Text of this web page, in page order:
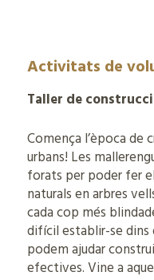
Activitats de
Taller de
Comença l’època de
urbans! Les
forats per poder fer
naturals en arbres
cada cop més
difícil establir-se dins
podem ajudar
efectives. Vine a